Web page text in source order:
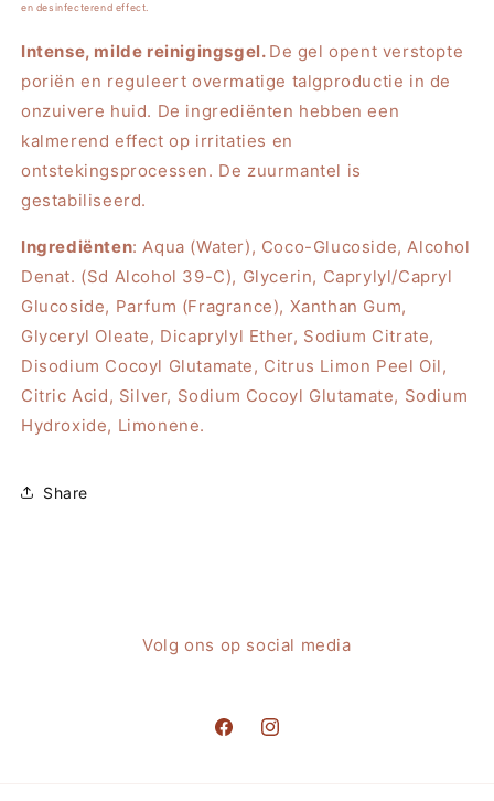
en desinfecterend effect.
Intense, milde reinigingsgel. De gel opent verstopte
poriën en reguleert overmatige talgproductie in de
onzuivere huid. De ingrediënten hebben een
kalmerend effect op irritaties en
ontstekingsprocessen. De zuurmantel is
gestabiliseerd.
Ingrediënten: Aqua (Water), Coco-Glucoside, Alcohol
Denat. (Sd Alcohol 39-C), Glycerin, Caprylyl/Capryl
Glucoside, Parfum (Fragrance), Xanthan Gum,
Glyceryl Oleate, Dicaprylyl Ether, Sodium Citrate,
Disodium Cocoyl Glutamate, Citrus Limon Peel Oil,
Citric Acid, Silver, Sodium Cocoyl Glutamate, Sodium
Hydroxide, Limonene.
Share
Volg ons op social media
FacebookInstagram